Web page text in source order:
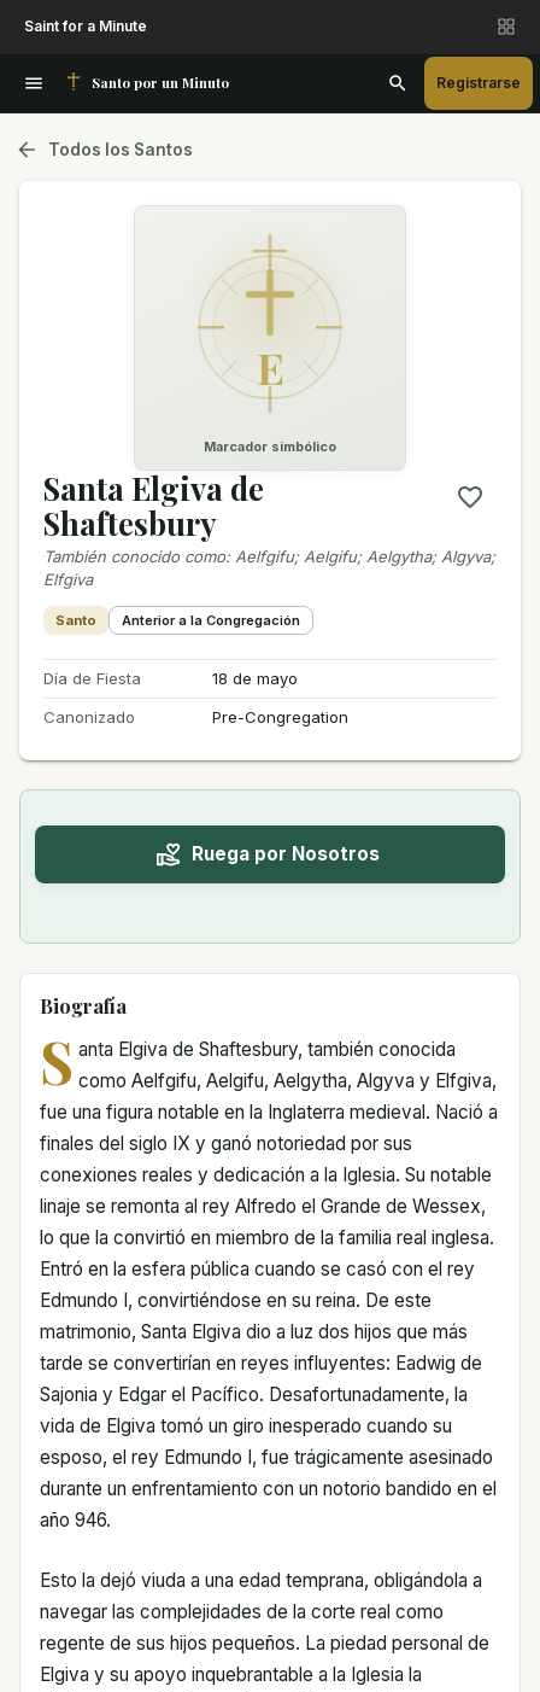
Saint for a Minute
Santo por un Minuto Registrarse
Todos los Santos
E
Marcador simbólico
Santa Elgiva de
Shaftesbury
También conocido como: Aelfgifu; Aelgifu; Aelgytha; Algyva;
Elfgiva
Santo Anterior a la Congregación
Día de Fiesta
18 de mayo
Canonizado
Pre-Congregation
Ruega por Nosotros
Biografía
S anta Elgiva de Shaftesbury, también conocida
como Aelfgifu, Aelgifu, Aelgytha, Algyva y Elfgiva,
fue una figura notable en la Inglaterra medieval. Nació a
finales del siglo IX y ganó notoriedad por sus
conexiones reales y dedicación a la Iglesia. Su notable
linaje se remonta al rey Alfredo el Grande de Wessex,
lo que la convirtió en miembro de la familia real inglesa.
Entró en la esfera pública cuando se casó con el rey
Edmundo I, convirtiéndose en su reina. De este
matrimonio, Santa Elgiva dio a luz dos hijos que más
tarde se convertirían en reyes influyentes: Eadwig de
Sajonia y Edgar el Pacífico. Desafortunadamente, la
vida de Elgiva tomó un giro inesperado cuando su
esposo, el rey Edmundo I, fue trágicamente asesinado
durante un enfrentamiento con un notorio bandido en el
año 946.
Esto la dejó viuda a una edad temprana, obligándola a
navegar las complejidades de la corte real como
regente de sus hijos pequeños. La piedad personal de
Elgiva y su apoyo inquebrantable a la Iglesia la